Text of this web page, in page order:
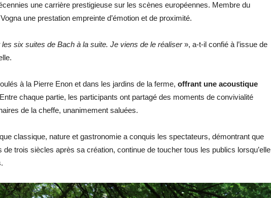
une carrière prestigieuse sur les scènes européennes. Membre du
une prestation empreinte d’émotion et de proximité.
les six suites de Bach à la suite. Je viens de le réaliser», a-t-il confié à l’issue de
à la Pierre Enon et dans les jardins de la ferme, offrant une acoustique
Entre chaque partie, les participants ont partagé des moments de convivialité
de la cheffe, unanimement saluées.
classique, nature et gastronomie a conquis les spectateurs, démontrant que
de trois siècles après sa création, continue de toucher tous les publics lorsqu’elle